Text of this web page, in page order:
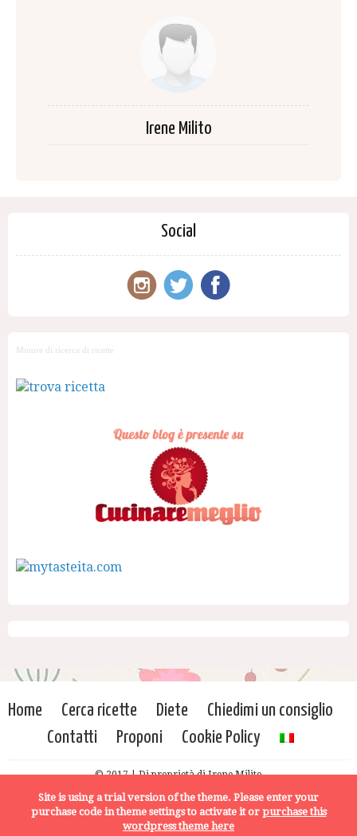
Irene Milito
Social
Motore di ricerca di ricette
Home Cerca ricette Diete
Chiedimi un consiglio
Contatti
Proponi Cookie Policy
© 2017 | Di proprietà di Irene Milito
Site is using a trial version of the theme. Please enter your
purchase code in theme settings to activate it or purchase this
wordpress theme here